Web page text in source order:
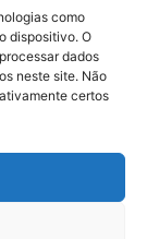
como
dispositivo. O
dados
neste site. Não
certos
deste
Ramos
SC. A